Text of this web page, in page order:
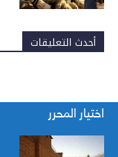
أحدث التعليقات
اختيار المحرر